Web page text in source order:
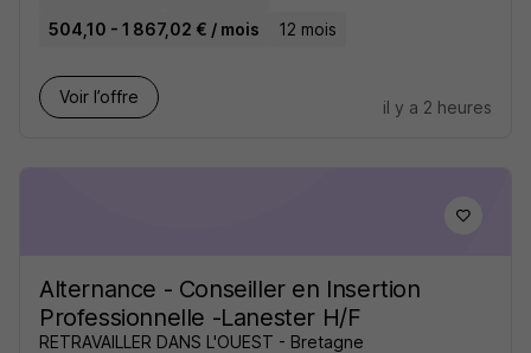
504,10 - 1 867,02 € / mois
12 mois
Voir l’offre
il y a 2 heures
Alternance - Conseiller en Insertion
Professionnelle -Lanester H/F
RETRAVAILLER DANS L'OUEST - Bretagne